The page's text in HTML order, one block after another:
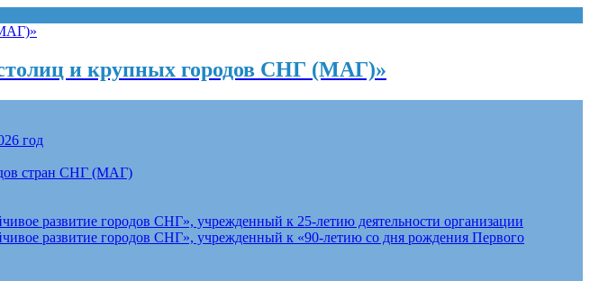
и крупных городов СНГ (МАГ)»
год
стран СНГ (МАГ)
развитие городов СНГ», учрежденный к 25-летию деятельности организации
развитие городов СНГ», учрежденный к «90-летию со дня рождения Первого